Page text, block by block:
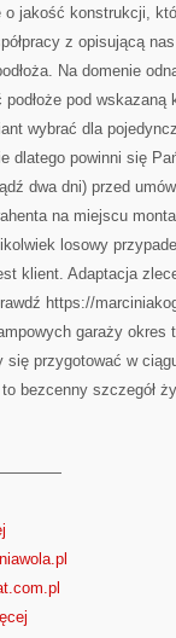
jakość konstrukcji,
z opisującą
Na domenie
podłoże pod
wybrać dla
dlatego powinni się
dwa dni) przed
na miejscu
losowy
klient. Adaptacja
https://
garaży
się przygotować w
bezcenny szczegół